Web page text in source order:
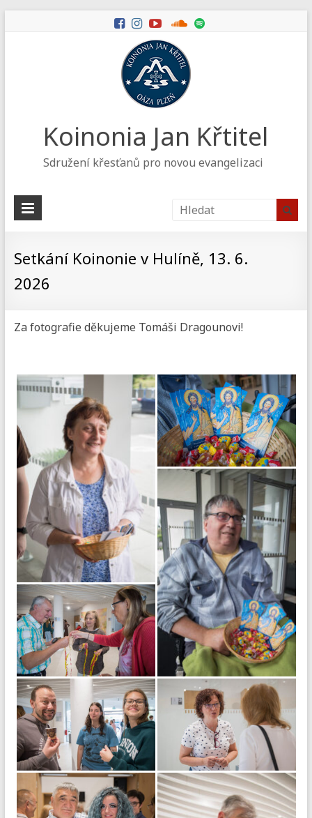
Koinonia Jan Křtitel
Sdružení křesťanů pro novou evangelizaci
Setkání Koinonie v Hulíně, 13. 6.
2026
Za fotografie děkujeme Tomáši Dragounovi!